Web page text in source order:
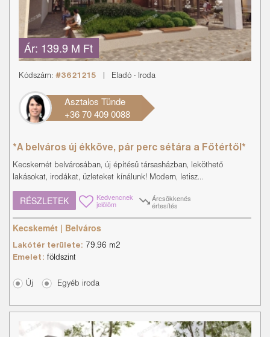
Ár: 139.9 M Ft
Kódszám: #3621215 Eladó - Iroda
Asztalos Tünde
+36 70 409 0088
*A belváros új ékköve, pár perc sétára a Főtértől*
Kecskemét belvárosában, új építésű társasházban, leköthető
lakásokat, irodákat, üzleteket kínálunk! Modern, letisz...
RÉSZLETEK Kedvencnek
jelölöm
Árcsökkenés
értesítés
Kecskemét | Belváros
Lakótér területe:
79.96 m2
Emelet: földszint
Új Egyéb iroda